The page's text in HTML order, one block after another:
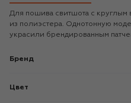
Для пошива свитшота с круглым
из полиэстера. Однотонную
украсили брендированным
Бренд
Цвет